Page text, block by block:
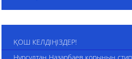
ҚОШ КЕЛДІҢІЗДЕР!